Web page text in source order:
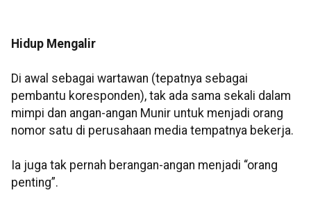
Hidup Mengalir
Di awal sebagai wartawan (tepatnya sebagai
pembantu koresponden), tak ada sama sekali dalam
mimpi dan angan-angan Munir untuk menjadi orang
nomor satu di perusahaan media tempatnya bekerja.
Ia juga tak pernah berangan-angan menjadi “orang
penting”.